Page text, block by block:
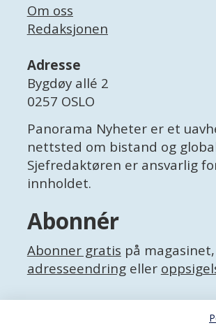
Om oss
Redaksjonen
Adresse
Bygdøy allé 2
0257 OSLO
Panorama Nyheter er et
nettsted om bistand og
Sjefredaktøren er ansvarlig
innholdet.
Abonnér
Abonner gratis på
adresseendringeller
Facebook